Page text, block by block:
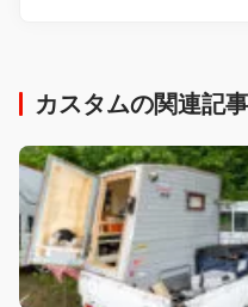
カスタムの関連記事